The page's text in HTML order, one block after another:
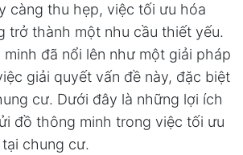
càng thu hẹp, việc tối ưu hóa
trở thành một nhu cầu thiết yếu.
đã nổi lên như một giải pháp
giải quyết vấn đề này, đặc biệt
cư. Dưới đây là những lợi ích
đồ thông minh trong việc tối ưu
chung cư.